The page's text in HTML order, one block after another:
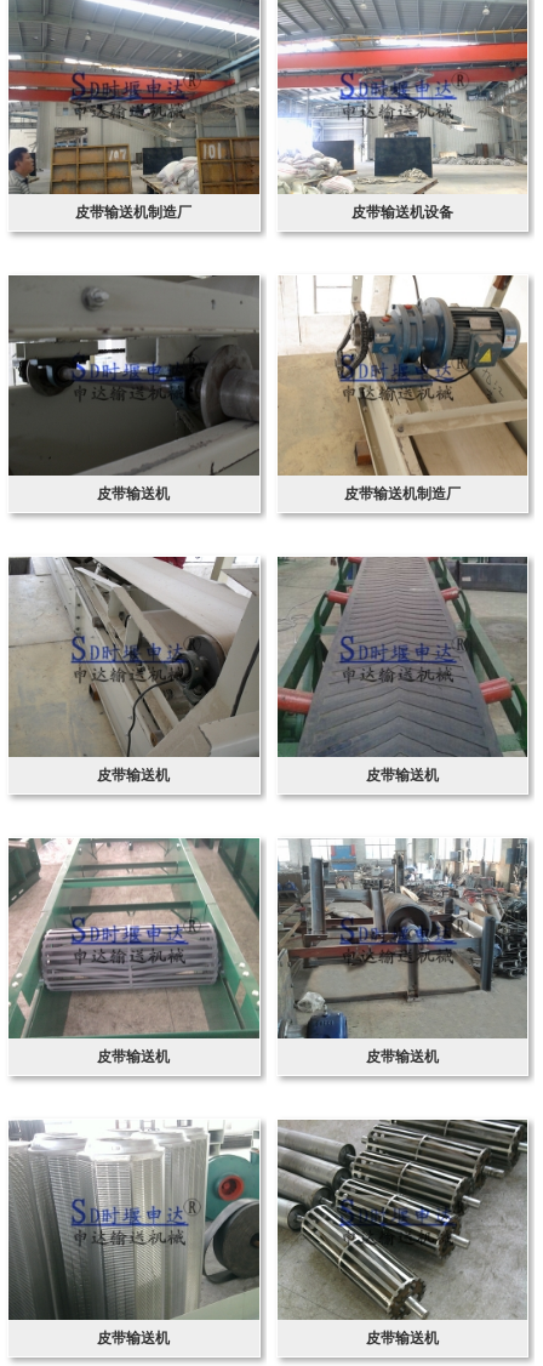
皮带输送机制造厂 皮带输送机设备
皮带输送机 皮带输送机制造厂
皮带输送机 皮带输送机
皮带输送机 皮带输送机
皮带输送机 皮带输送机